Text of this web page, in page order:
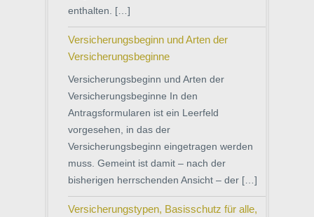
enthalten. […]
Versicherungsbeginn und Arten der
Versicherungsbeginne
Versicherungsbeginn und Arten der
Versicherungsbeginne In den
Antragsformularen ist ein Leerfeld
vorgesehen, in das der
Versicherungsbeginn eingetragen werden
muss. Gemeint ist damit – nach der
bisherigen herrschenden Ansicht – der […]
Versicherungstypen, Basisschutz für alle,